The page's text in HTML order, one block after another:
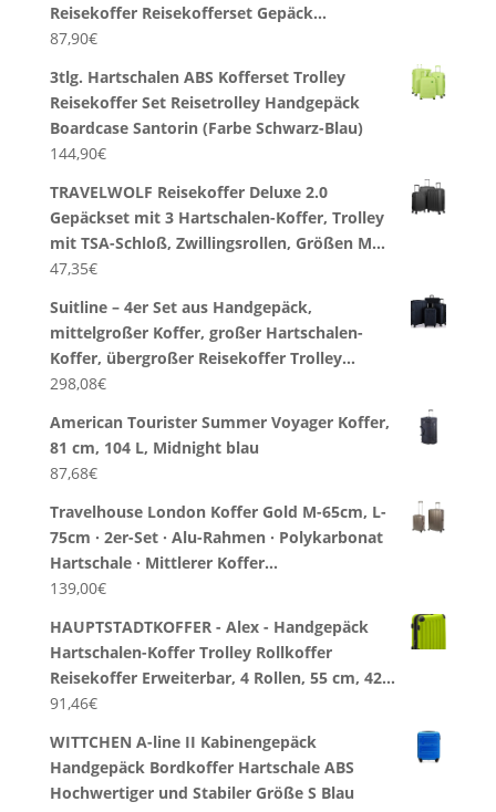
Reisekoffer Reisekofferset Gepäck…
87,90€
3tlg. Hartschalen ABS Kofferset Trolley
Reisekoffer Set Reisetrolley Handgepäck
Boardcase Santorin (Farbe Schwarz-Blau)
144,90€
TRAVELWOLF Reisekoffer Deluxe 2.0
Gepäckset mit 3 Hartschalen-Koffer, Trolley
mit TSA-Schloß, Zwillingsrollen, Größen M…
47,35€
Suitline – 4er Set aus Handgepäck,
mittelgroßer Koffer, großer Hartschalen-
Koffer, übergroßer Reisekoffer Trolley…
298,08€
American Tourister Summer Voyager Koffer,
81 cm, 104 L, Midnight blau
87,68€
Travelhouse London Koffer Gold M-65cm, L-
75cm · 2er-Set · Alu-Rahmen · Polykarbonat
Hartschale · Mittlerer Koffer…
139,00€
HAUPTSTADTKOFFER - Alex - Handgepäck
Hartschalen-Koffer Trolley Rollkoffer
Reisekoffer Erweiterbar, 4 Rollen, 55 cm, 42…
91,46€
WITTCHEN A-line II Kabinengepäck
Handgepäck Bordkoffer Hartschale ABS
Hochwertiger und Stabiler Größe S Blau